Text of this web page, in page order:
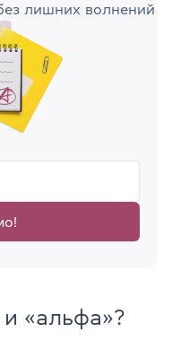
лишних волнений
«альфа»?